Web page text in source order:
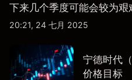
下来几个季度可能会较为艰
20:21, 24 七月 2025
宁德时代
价格目标